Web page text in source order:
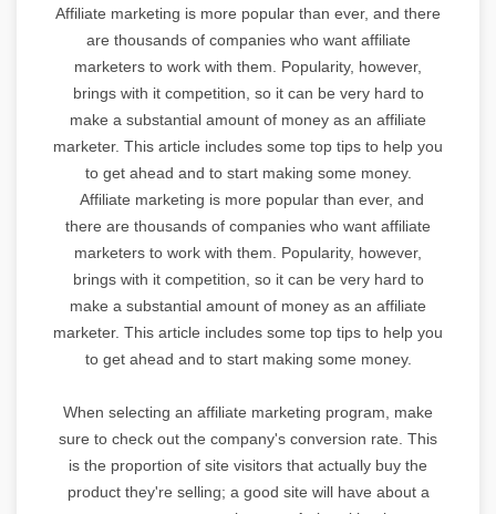
Affiliate marketing is more popular than ever, and there
are thousands of companies who want affiliate
marketers to work with them. Popularity, however,
brings with it competition, so it can be very hard to
make a substantial amount of money as an affiliate
marketer. This article includes some top tips to help you
to get ahead and to start making some money.
Affiliate marketing is more popular than ever, and
there are thousands of companies who want affiliate
marketers to work with them. Popularity, however,
brings with it competition, so it can be very hard to
make a substantial amount of money as an affiliate
marketer. This article includes some top tips to help you
to get ahead and to start making some money.
When selecting an affiliate marketing program, make
sure to check out the company's conversion rate. This
is the proportion of site visitors that actually buy the
product they're selling; a good site will have about a